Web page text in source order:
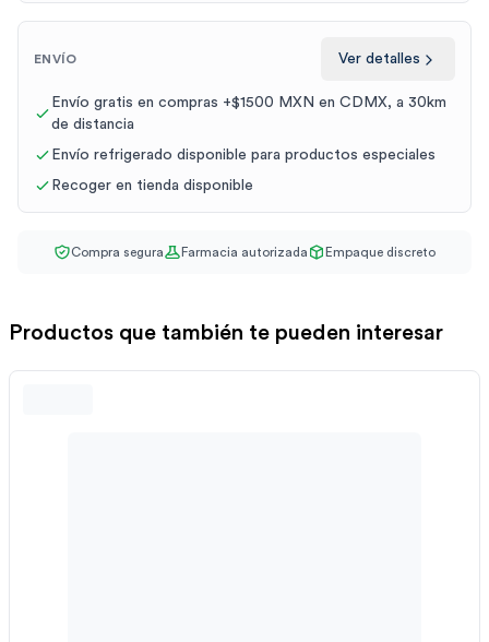
ENVÍO Ver detalles
Envío gratis en compras +$1500 MXN en CDMX, a 30km
de distancia
Envío refrigerado disponible para productos especiales
Recoger en tienda disponible
Compra segura Farmacia autorizada Empaque discreto
Productos que también te pueden interesar